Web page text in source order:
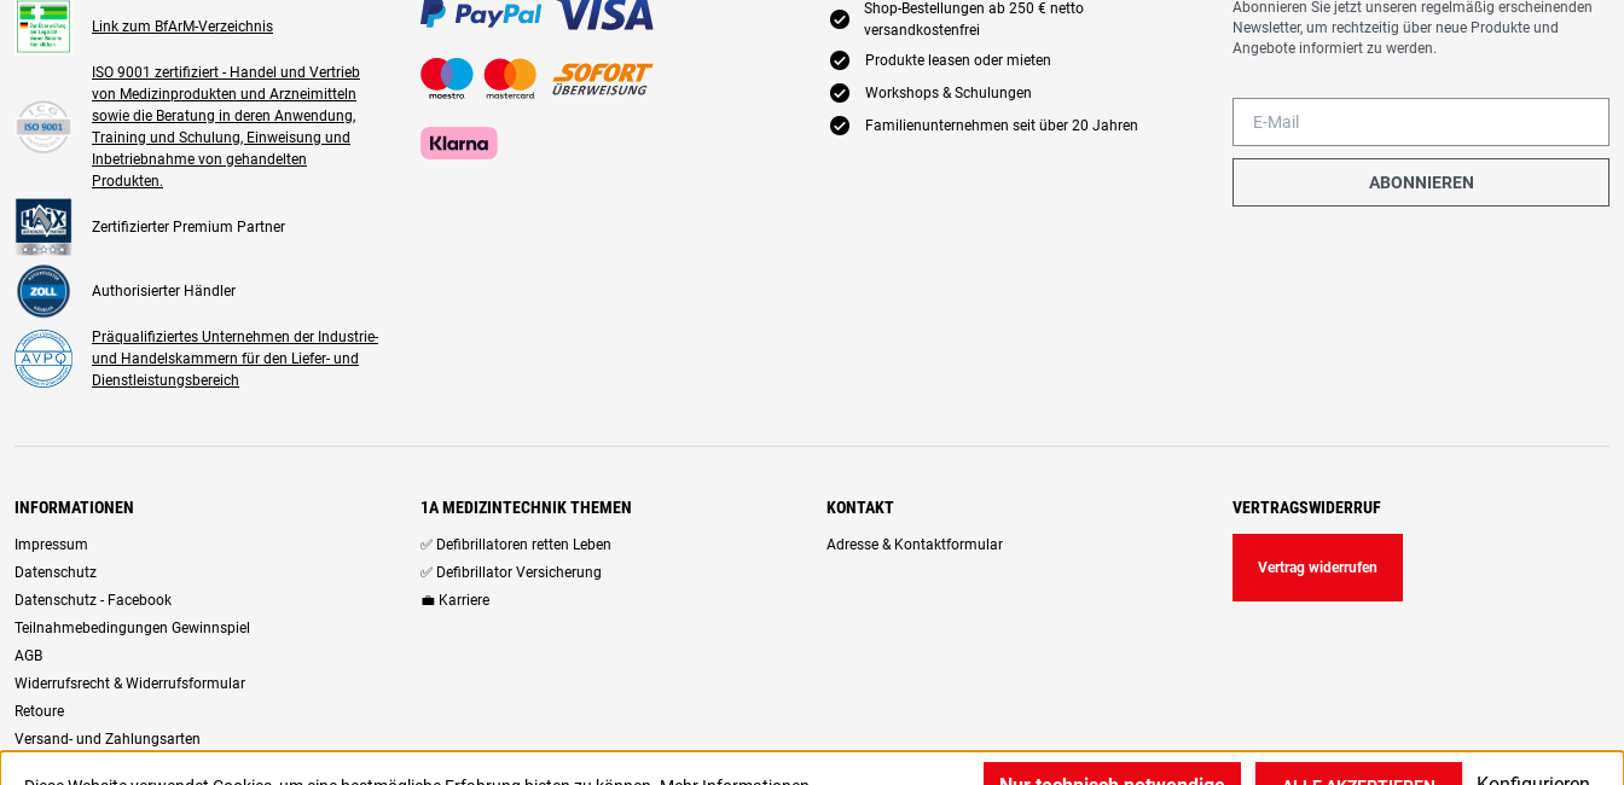
Link zum BfArM-Verzeichnis
ISO 9001 zertifiziert - Handel und Vertrieb
von Medizinprodukten und Arzneimitteln
sowie die Beratung in deren Anwendung,
Training und Schulung, Einweisung und
Inbetriebnahme von gehandelten
Produkten.
Zertifizierter Premium Partner
Authorisierter Händler
Präqualifiziertes Unternehmen der Industrie-
und Handelskammern für den Liefer- und
Dienstleistungsbereich
E
Shop-Bestellungen ab 250 € netto
versandkostenfrei
E Produkte leasen oder mieten
E Workshops & Schulungen
E Familienunternehmen seit über 20 Jahren
Abonnieren Sie jetzt unseren regelmäßig erscheinenden
Newsletter, um rechtzeitig über neue Produkte und
Angebote informiert zu werden.
ABONNIEREN
INFORMATIONEN
Impressum
Datenschutz
Datenschutz - Facebook
Teilnahmebedingungen Gewinnspiel
AGB
Widerrufsrecht & Widerrufsformular
Retoure
Versand- und Zahlungsarten
1A MEDIZINTECHNIK THEMEN
✅ Defibrillatoren retten Leben
✅ Defibrillator Versicherung
💼 Karriere
KONTAKT
Adresse & Kontaktformular
VERTRAGSWIDERRUF
Vertrag widerrufen